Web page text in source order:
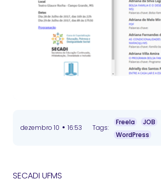
dezembro 10 • 16:53 Tags:
Freela JOB
WordPress
SECADI UFMS